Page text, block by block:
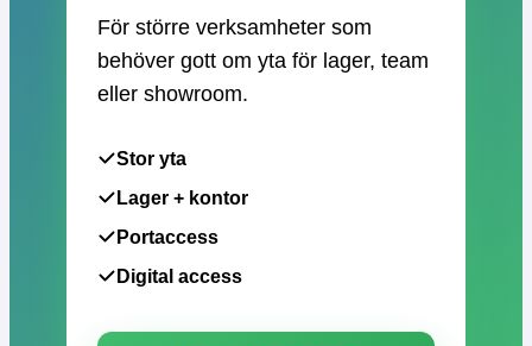
För större verksamheter som
behöver gott om yta för lager, team
eller showroom.
Stor yta
Lager + kontor
Portaccess
Digital access